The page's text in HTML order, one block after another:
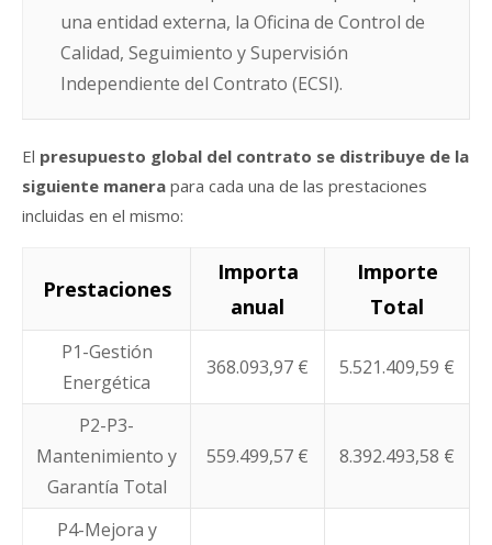
una entidad externa, la Oficina de Control de
Calidad, Seguimiento y Supervisión
Independiente del Contrato (ECSI).
El presupuesto global del contrato se distribuye de la
siguiente manera para cada una de las prestaciones
incluidas en el mismo:
Prestaciones
Importa
anual
Importe
Total
P1-Gestión
Energética
368.093,97 € 5.521.409,59 €
P2-P3-
Mantenimiento y
Garantía Total
559.499,57 € 8.392.493,58 €
P4-Mejora y